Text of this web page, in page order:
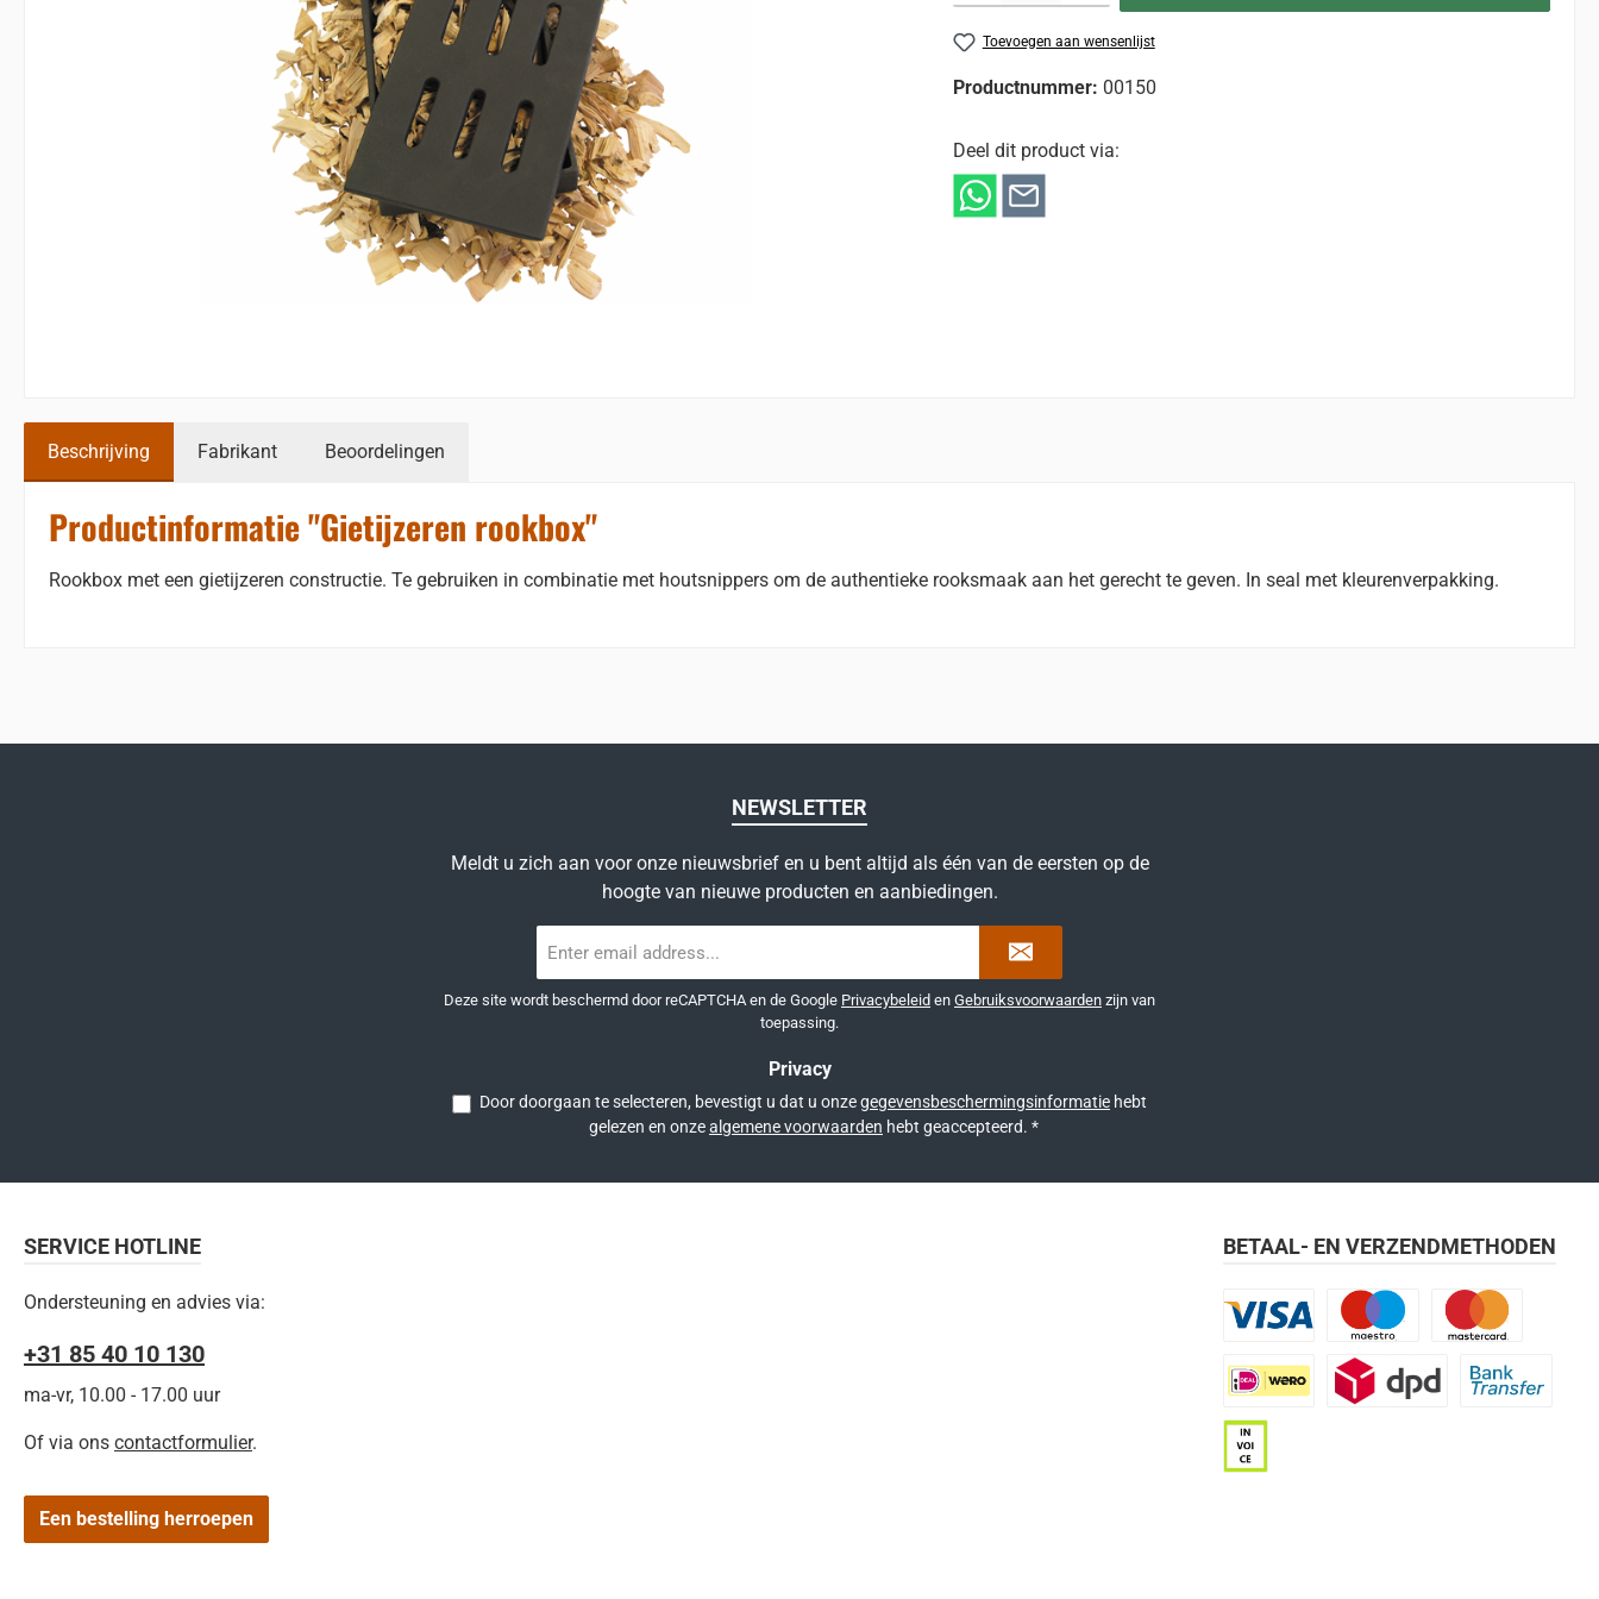
Toevoegen aan wensenlijst
Productnummer: 00150
Deel dit product via:
Beschrijving Fabrikant Beoordelingen
Productinformatie "Gietijzeren rookbox"
Rookbox met een gietijzeren constructie. Te gebruiken in combinatie met houtsnippers om de authentieke rooksmaak aan het gerecht te geven. In seal met kleurenverpakking.
NEWSLETTER
Meldt u zich aan voor onze nieuwsbrief en u bent altijd als één van de eersten op de
hoogte van nieuwe producten en aanbiedingen.
mailadres
Deze site wordt beschermd door reCAPTCHA en de Google Privacybeleid en Gebruiksvoorwaarden zijn van
toepassing.
Privacy
Door doorgaan te selecteren, bevestigt u dat u onzegegevensbeschermingsinformatie hebt
gelezen en onzealgemene voorwaarden hebt geaccepteerd. *
SERVICE HOTLINE
Ondersteuning en advies via:
+31 85 40 10 130
ma-vr, 10.00 - 17.00 uur
Of via ons contactformulier.
Een bestelling herroepen
BETAAL- EN VERZENDMETHODEN
iDEAL | Wero
Maestro